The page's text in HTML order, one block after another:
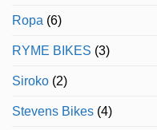
Ropa (6)
RYME BIKES (3)
Siroko (2)
Stevens Bikes (4)